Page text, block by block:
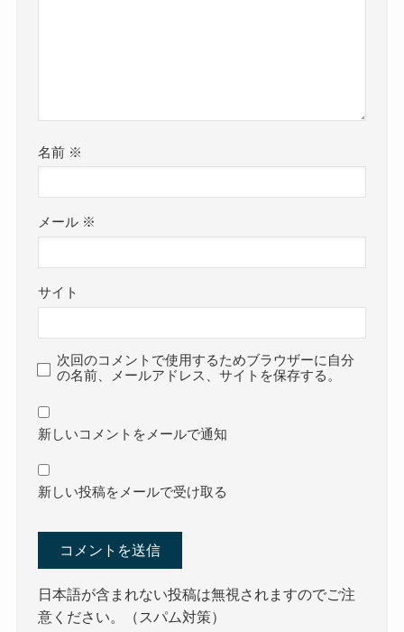
名前 ※
メール ※
サイト
次回のコメントで使用するためブラウザーに自分
の名前、メールアドレス、サイトを保存する。
新しいコメントをメールで通知
新しい投稿をメールで受け取る
日本語が含まれない投稿は無視されますのでご注
意ください。（スパム対策）